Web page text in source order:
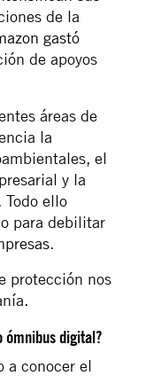
de la
gastó
de apoyos
áreas de
la
el
y la
Todo ello
para debilitar
.
protección nos
ómnibus digital?
a conocer el